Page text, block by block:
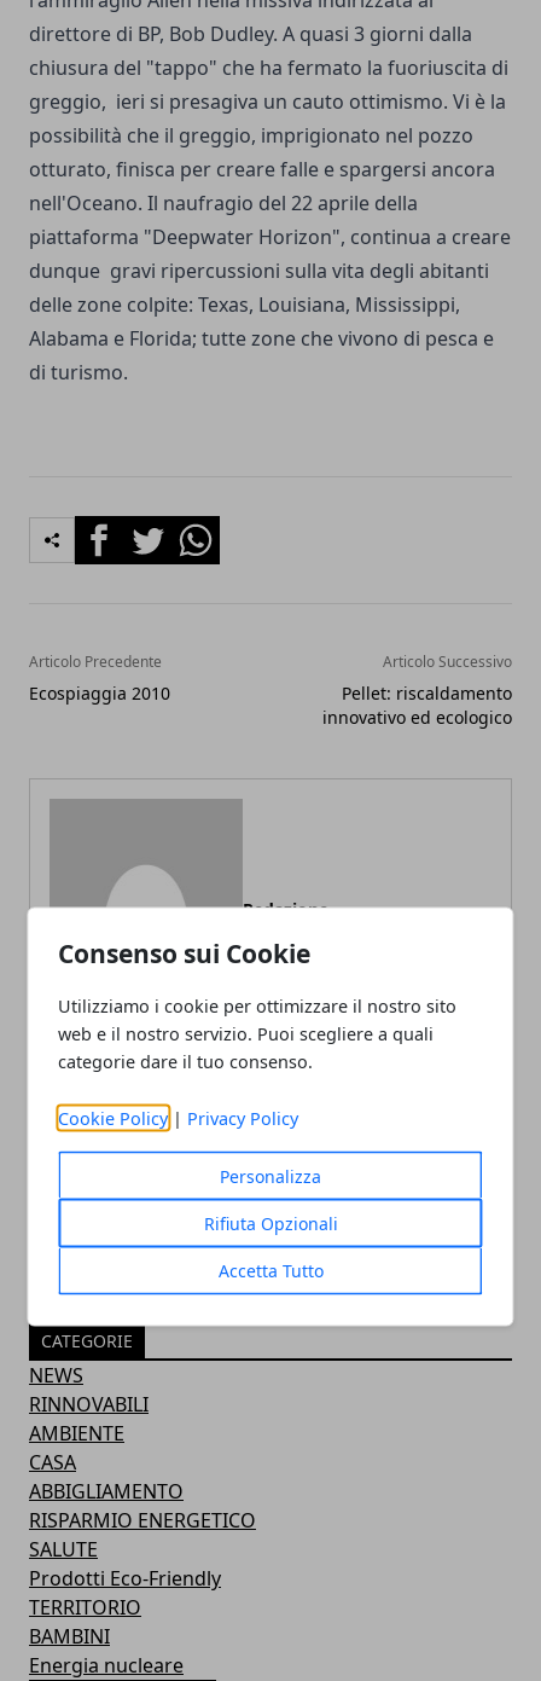
Consenso sui Cookie
Utilizziamo i cookie per ottimizzare il nostro sito
web e il nostro servizio. Puoi scegliere a quali
categorie dare il tuo consenso.
Cookie Policy | Privacy Policy
Personalizza
Rifiuta Opzionali
Accetta Tutto
direttore di BP, Bob Dudley. A quasi 3 giorni dalla
chiusura del "tappo" che ha fermato la fuoriuscita di
greggio, ieri si presagiva un cauto ottimismo. Vi è la
possibilità che il greggio, imprigionato nel pozzo
otturato, finisca per creare falle e spargersi ancora
nell'Oceano. Il naufragio del 22 aprile della
piattaforma "Deepwater Horizon", continua a creare
dunque gravi ripercussioni sulla vita degli abitanti
delle zone colpite: Texas, Louisiana, Mississippi,
Alabama e Florida; tutte zone che vivono di pesca e
di turismo.
FacebookTwitterWhatsapp
Articolo Precedente
Ecospiaggia 2010
Articolo Successivo
Pellet: riscaldamento
innovativo ed ecologico
Redazione
ARTICOLI CORRELATI
CATEGORIE
NEWS
RINNOVABILI
AMBIENTE
CASA
ABBIGLIAMENTO
RISPARMIO ENERGETICO
SALUTE
Prodotti Eco-Friendly
TERRITORIO
BAMBINI
Energia nucleare